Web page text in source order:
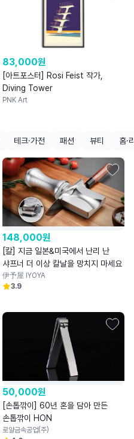
83,000원
[아트포스터] Rosi Feist 작가,
Diving Tower
PNK Art
테크·가전 패션 뷰티 홈·
148,000원
[칼] 지금 일본&미국에서 난리 난
샤프너 더 이상 칼날을 망치지 마세요
伊予屋 IYOYA
3.9
50,000원
[손톱깎이] 60년 혼을 담아 만든
손톱깎이 HON
로얄금속공업(주)